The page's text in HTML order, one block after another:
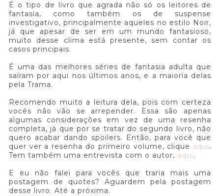
É o tipo de livro que agrada não só os leitores de
fantasia, como também os de suspense
investigativo, principalmente aqueles no estilo Noir,
já que apesar de ser em um mundo fantasioso,
muito desse clima está presente, sem contar os
casos principais.
É uma das melhores séries de fantasia adulta que
saíram por aqui nos últimos anos, e a maioria delas
pela Trama.
Recomendo muito a leitura dela, pois com certeza
vocês não vão se arrepender. Essa são apenas
algumas considerações em vez de uma resenha
completa, já que por se tratar do segundo livro, não
quero acabar dando spoilers. Então, para você que
quer ver a resenha do primeiro volume, clique aqui.
Tem também uma entrevista com o autor, aqui.
E eu não falei para vocês que traria mais uma
postagem de quotes? Aguardem pela postagem
desse livro. Até a próxima.